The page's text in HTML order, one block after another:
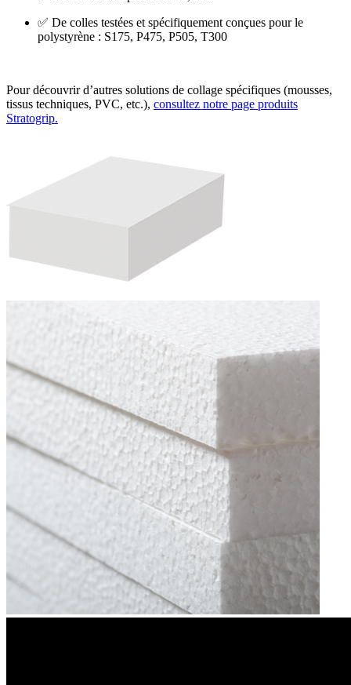
✅ De colles testées et spécifiquement conçues pour le
polystyrène : S175, P475, P505, T300
Pour découvrir d’autres solutions de collage spécifiques (mousses,
tissus techniques, PVC, etc.), consultez notre page produits
Stratogrip.